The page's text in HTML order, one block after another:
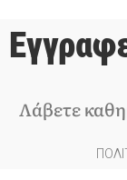
Λάβετε